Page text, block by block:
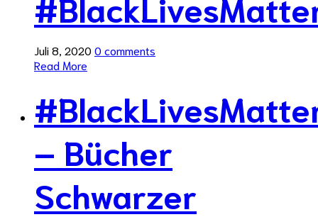
Juli 8, 2020 0 comments
Read More
– Bücher
Schwarzer